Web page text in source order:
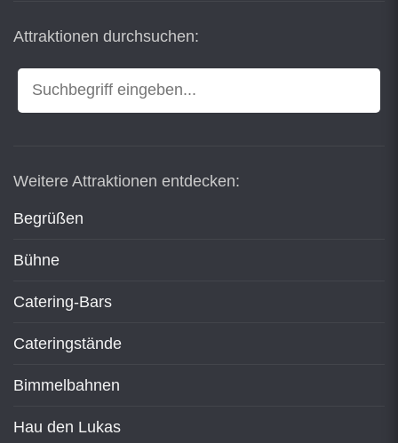
Attraktionen durchsuchen:
Weitere Attraktionen entdecken:
Begrüßen
Bühne
Catering-Bars
Cateringstände
Bimmelbahnen
Hau den Lukas